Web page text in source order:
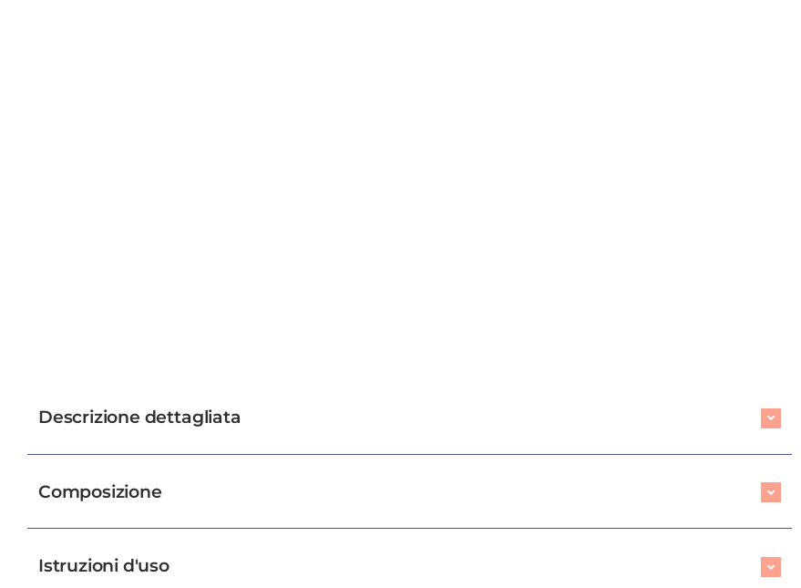
Descrizione dettagliata
Composizione
Istruzioni d'uso